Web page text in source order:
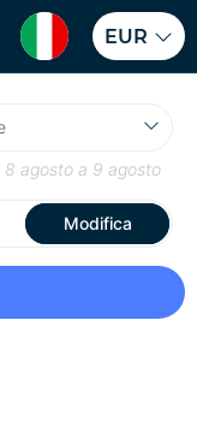
EUR
8 agosto a 9 agosto
Modifica